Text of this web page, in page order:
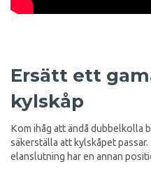
Ersätt ett
kylskåp
Kom ihåg att ändå dubbelkolla
säkerställa att kylskåpet
elanslutning har en annan